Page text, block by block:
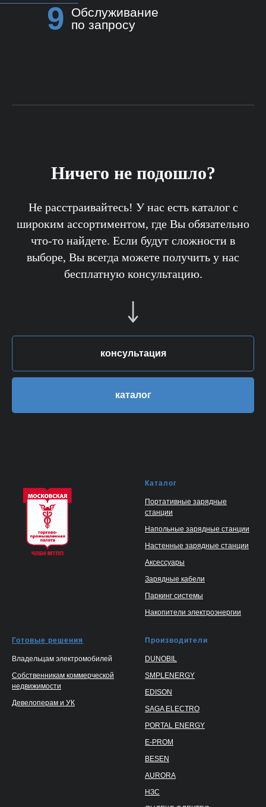
9
Обслуживание
по запросу
Ничего не подошло?
Не расстраивайтесь! У нас есть каталог с
широким ассортиментом, где Вы обязательно
что-то найдете. Если будут сложности в
выборе, Вы всегда можете получить у нас
бесплатную консультацию.
консультация
каталог
Каталог
Портативные зарядные
станции
Напольные зарядные станции
Настенные зарядные станции
Аксессуары
Зарядные кабели
Паркинг системы
Накопители электроэнергии
Готовые решения
Владельцам электромобилей
Собственникам коммерческой
недвижимости
Девелоперам и УК
Производители
DUNOBIL
SMPLENERGY
EDISON
SAGA ELECTRO
PORTAL ENERGY
E-PROM
BESEN
AURORA
НЗС